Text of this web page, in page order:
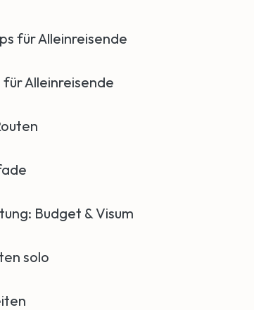
für Alleinreisende
für Alleinreisende
Budget & Visum
solo